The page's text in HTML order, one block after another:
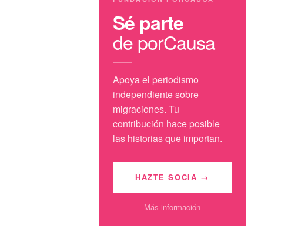
Sé parte
de porCausa
Apoya el periodismo
independiente sobre
migraciones. Tu
contribución hace posible
las historias que importan.
HAZTE SOCIA →
Más información